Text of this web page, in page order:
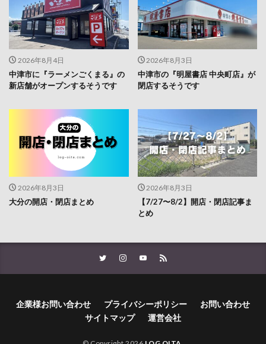
2026年8月4日
中津市に『ラーメンごくまる』の
新店舗がオープンするそうです
2026年8月3日
中津市の『明屋書店 中央町店』が
閉店するそうです
2026年8月3日
大分の開店・閉店まとめ
2026年8月3日
【7/27〜8/2】開店・閉店記事ま
とめ
企業様お問い合わせ プライバシーポリシー
お問い合わせ
サイトマップ
運営会社